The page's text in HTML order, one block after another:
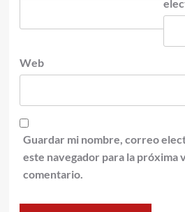
Web
Guardar mi nombre, correo
este navegador para la próxima
comentario.